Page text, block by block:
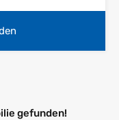
gefunden!